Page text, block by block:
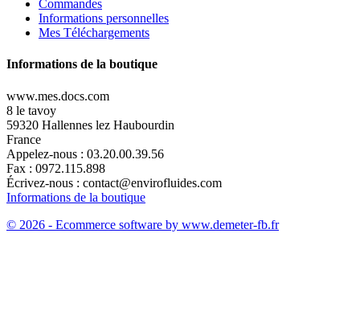
Commandes
Informations personnelles
Mes Téléchargements
Informations de la boutique
www.mes.docs.com
8 le tavoy
59320 Hallennes lez Haubourdin
France
Appelez-nous : 03.20.00.39.56
Fax : 0972.115.898
Écrivez-nous : contact@envirofluides.com
Informations de la boutique
© 2026 - Ecommerce software by www.demeter-fb.fr